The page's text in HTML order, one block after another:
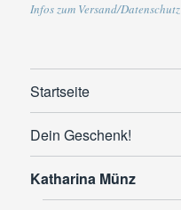
Infos zum Versand/Datenschutz
Startseite
Dein Geschenk!
Katharina Münz